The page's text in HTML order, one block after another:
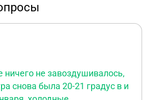
ничего не завоздушивалось,
снова была 20-21 градус в и